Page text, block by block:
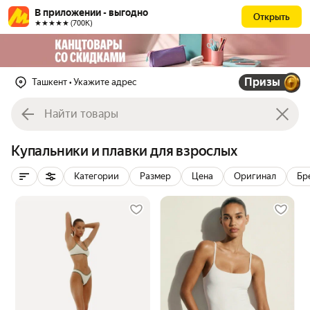
В приложении - выгодно
★★★★★ (700К)
Открыть
Ташкент • Укажите адрес Призы
Купальники и плавки для взрослых
Категории Размер Цена Оригинал